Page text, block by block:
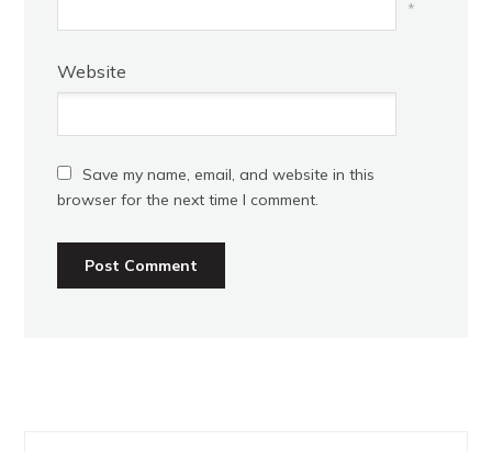
*
Website
Save my name, email, and website in this
browser for the next time I comment.